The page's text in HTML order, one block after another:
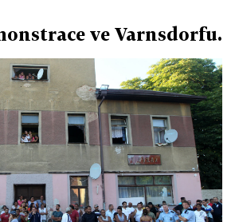
ve Varnsdorfu.